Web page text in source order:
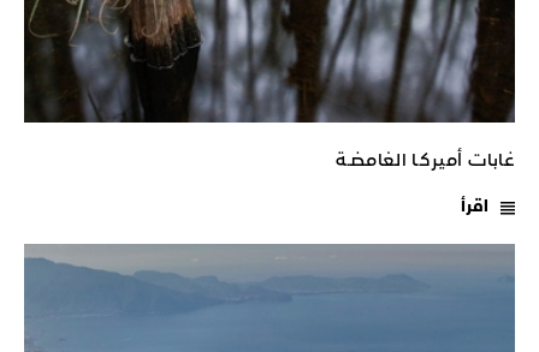
غابات أميركـا الغامضـة
اقرأ